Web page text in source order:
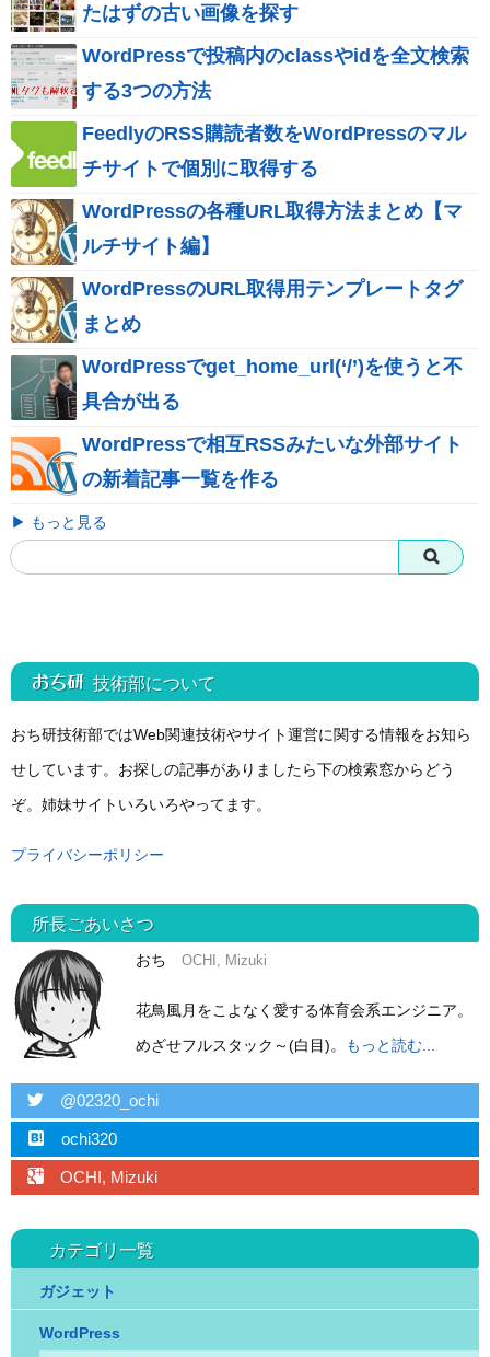
たはずの古い画像を探す
WordPressで投稿内のclassやidを全文検索
する3つの方法
FeedlyのRSS購読者数をWordPressのマル
チサイトで個別に取得する
WordPressの各種URL取得方法まとめ【マ
ルチサイト編】
WordPressのURL取得用テンプレートタグ
まとめ
WordPressでget_home_url(‘/’)を使うと不
具合が出る
WordPressで相互RSSみたいな外部サイト
の新着記事一覧を作る
▶ もっと見る
おち研 技術部について
おち研技術部ではWeb関連技術やサイト運営に関する情報をお知ら
せしています。お探しの記事がありましたら下の検索窓からどう
ぞ。姉妹サイトいろいろやってます。
プライバシーポリシー
所長ごあいさつ
おち OCHI, Mizuki
花鳥風月をこよなく愛する体育会系エンジニア。
めざせフルスタック～(白目)。
もっと読む...
twitter @02320_ochi
hatebu ochi320
googleplus OCHI, Mizuki
カテゴリ一覧
ガジェット
WordPress